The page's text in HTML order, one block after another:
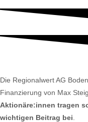
Die Regionalwert AG
Finanzierung von Max
Aktionäre:innen tragen
wichtigen Beitrag bei